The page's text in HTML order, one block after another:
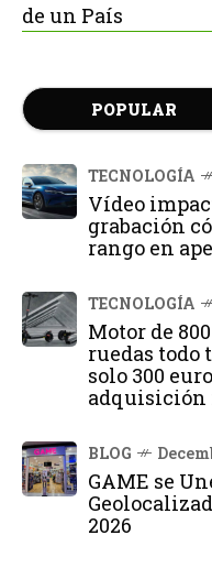
de un País
POPULAR
TECNOLOGÍA
Vídeo
grabación
rango en
TECNOLOGÍA
Motor de
ruedas todo
solo 300
adquisición
BLOG
GAME se
2026